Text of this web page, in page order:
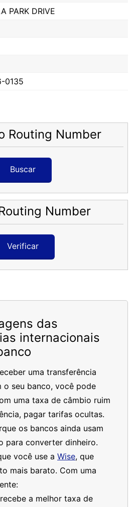
PARK DRIVE
0135
Routing Number
Buscar
Number
Verificar
das
internacionais
uma transferência
o seu banco, você pode
uma taxa de câmbio ruim
pagar tarifas ocultas.
os bancos ainda usam
para converter dinheiro.
você use a Wise, que
mais barato. Com uma
a melhor taxa de